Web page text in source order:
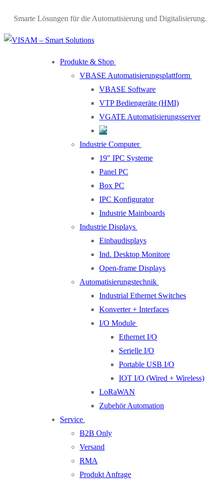
Smarte Lösungen für die Automatisierung und Digitalisierung.
Produkte & Shop
VBASE Automatisierungsplattform
VBASE Software
VTP Bediengeräte (HMI)
VGATE Automatisierungsserver
Industrie Computer
19″ IPC Systeme
Panel PC
Box PC
IPC Konfigurator
Industrie Mainboards
Industrie Displays
Einbaudisplays
Ind. Desktop Monitore
Open-frame Displays
Automatisierungstechnik
Industrial Ethernet Switches
Konverter + Interfaces
I/O Module
Ethernet I/O
Serielle I/O
Portable USB I/O
IOT I/O (Wired + Wireless)
LoRaWAN
Zubehör Automation
Service
B2B Only
Versand
RMA
Produkt Anfrage